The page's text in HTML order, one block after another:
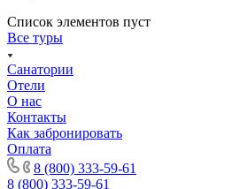
Список элементов пуст
Все туры
Санатории
Отели
О нас
Контакты
Как забронировать
Оплата
8 (800) 333-59-61
8 (800) 333-59-61